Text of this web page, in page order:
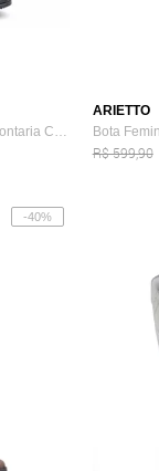
Bota Feminina em Couro Montaria Cano Lon...
ARIETTO
R$ 599,90
-40%